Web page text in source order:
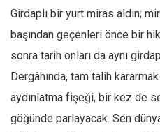
Girdaplı bir yurt miras aldın;
başından geçenleri önce bir
sonra tarih onları da aynı
Dergâhında, tam talih
aydınlatma fişeği, bir kez de
göğünde parlayacak. Sen